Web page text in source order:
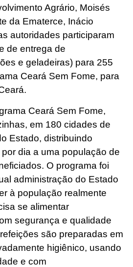
Agrário, Moisés
da Ematerce, Inácio
autoridades participaram
de entrega de
e geladeiras) para 255
Ceará Sem Fome, para
Ceará Sem Fome,
em 180 cidades de
Estado, distribuindo
dia a uma população de
O programa foi
administração do Estado
à população realmente
se alimentar
segurança e qualidade
são preparadas em
higiênico, usando
e com